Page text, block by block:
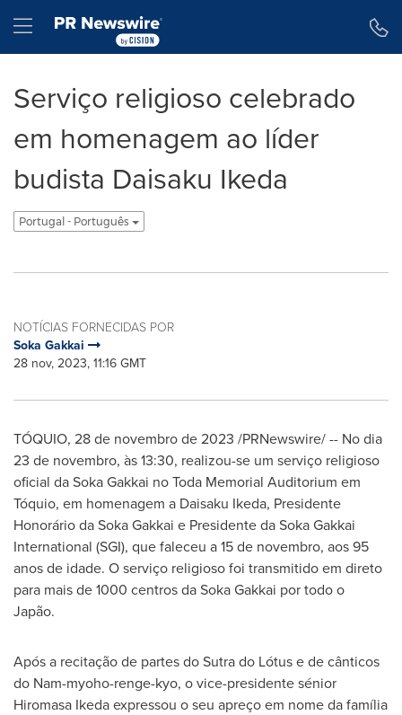
Hamburger menu
Serviço religioso celebrado
em homenagem ao líder
budista Daisaku Ikeda
Portugal - Português
NOTÍCIAS FORNECIDAS POR
Soka Gakkai
28 nov, 2023, 11:16 GMT
TÓQUIO, 28 de novembro de 2023 /PRNewswire/ -- No dia
23 de novembro, às 13:30, realizou-se um serviço religioso
oficial da Soka Gakkai no Toda Memorial Auditorium em
Tóquio, em homenagem a Daisaku Ikeda, Presidente
Honorário da Soka Gakkai e Presidente da Soka Gakkai
International (SGI), que faleceu a 15 de novembro, aos 95
anos de idade. O serviço religioso foi transmitido em direto
para mais de 1000 centros da Soka Gakkai por todo o
Japão.
Após a recitação de partes do Sutra do Lótus e de cânticos
do Nam-myoho-renge-kyo, o vice-presidente sénior
Hiromasa Ikedaexpressou o seu apreço em nome da família